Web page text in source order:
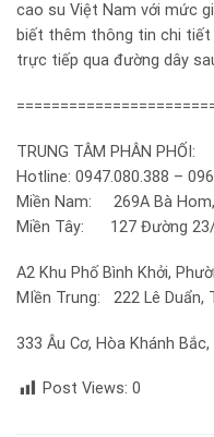
cao su Việt Nam với mức
biết thêm thông tin chi tiết
trực tiếp qua đường dây
TRUNG TÂM PHÂN PHỐI:
Hotline: 0947.080.388 –
Miền Nam: 269A Bà Hom,
Miền Tây: 127 Đường 23/
A2 Khu Phố Bình Khởi,
MIền Trung: 222 Lê Duẩn,
333 Âu Cơ, Hòa Khánh
Post Views: 0